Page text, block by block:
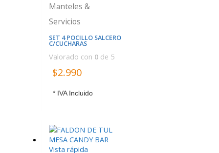
Manteles &
Servicios
SET 4 POCILLO SALCERO
C/CUCHARAS
Valorado con 0de 5
$2.990
* IVA Incluido
Vista rápida